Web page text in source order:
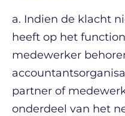
a. Indien de klacht
heeft op het
medewerker
partner of
onderdeel van het